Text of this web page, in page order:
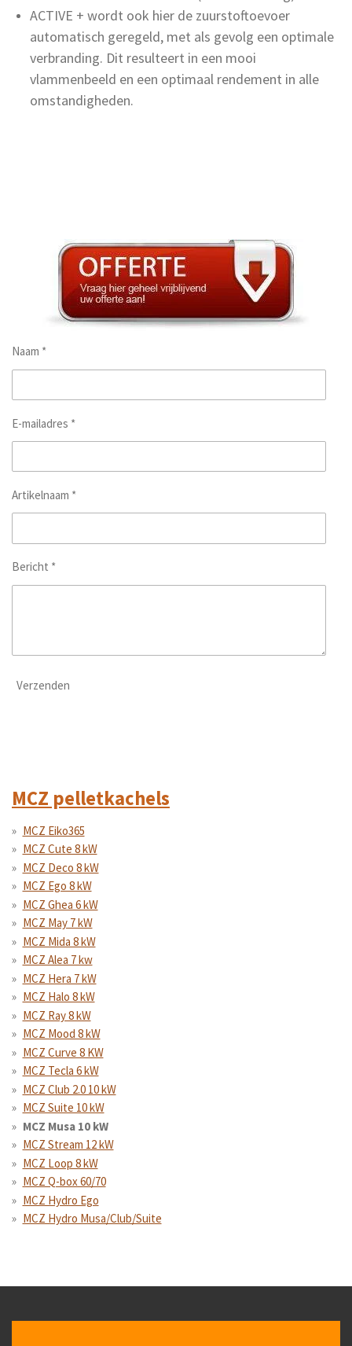
ACTIVE + wordt ook hier de zuurstoftoevoer
automatisch geregeld, met als gevolg een optimale
verbranding. Dit resulteert in een mooi
vlammenbeeld en een optimaal rendement in alle
omstandigheden.
Naam *
E-mailadres *
Artikelnaam *
Bericht *
Verzenden
MCZ pelletkachels
MCZ Eiko365
MCZ Cute 8 kW
MCZ Deco 8 kW
MCZ Ego 8 kW
MCZ Ghea 6 kW
MCZ May 7 kW
MCZ Mida 8 kW
MCZ Alea 7 kw
MCZ Hera 7 kW
MCZ Halo 8 kW
MCZ Ray 8 kW
MCZ Mood 8 kW
MCZ Curve 8 KW
MCZ Tecla 6 kW
MCZ Club 2.0 10 kW
MCZ Suite 10 kW
MCZ Musa 10 kW
MCZ Stream 12 kW
MCZ Loop 8 kW
MCZ Q-box 60/70
MCZ Hydro Ego
MCZ Hydro Musa/Club/Suite